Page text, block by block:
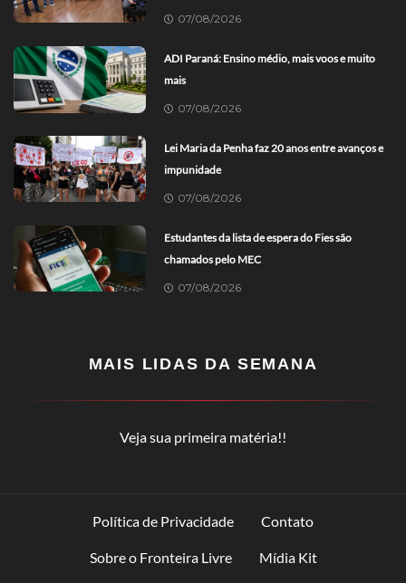
07/08/2026
ADI Paraná: Ensino médio, mais voos e muito
mais
07/08/2026
Lei Maria da Penha faz 20 anos entre avanços e
impunidade
07/08/2026
Estudantes da lista de espera do Fies são
chamados pelo MEC
07/08/2026
MAIS LIDAS DA SEMANA
Veja sua primeira matéria!!
Política de Privacidade Contato
Sobre o Fronteira Livre Mídia Kit